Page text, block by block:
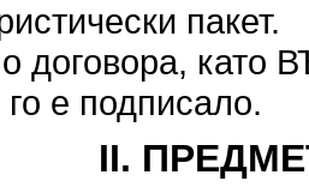
пакет.
договора,
е подписало.
II.